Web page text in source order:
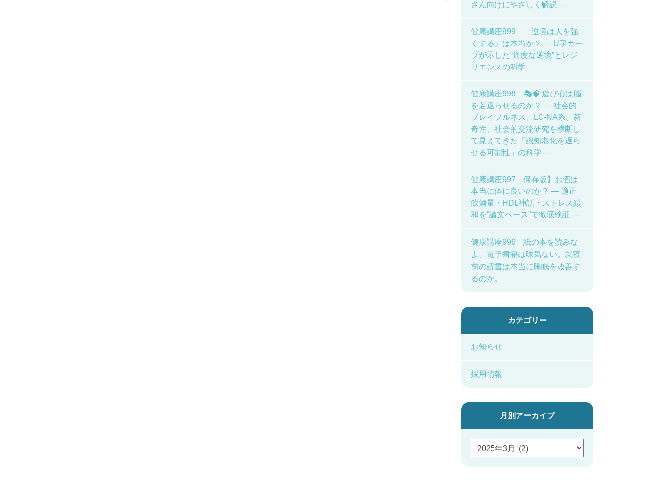
さん向けにやさしく解説 ―
健康講座999 「逆境は人を強
くする」は本当か？ ― U字カー
ブが示した“適度な逆境”とレジ
リエンスの科学
健康講座998 🎭🧠 遊び心は脳
を若返らせるのか？ ― 社会的
プレイフルネス、LC-NA系、新
奇性、社会的交流研究を横断し
て見えてきた「認知老化を遅ら
せる可能性」の科学 ―
健康講座997 保存版】お酒は
本当に体に良いのか？ ― 適正
飲酒量・HDL神話・ストレス緩
和を“論文ベース”で徹底検証 ―
健康講座996 紙の本を読みな
よ。電子書籍は味気ない。就寝
前の読書は本当に睡眠を改善す
るのか。
カテゴリー
お知らせ
採用情報
月別アーカイブ